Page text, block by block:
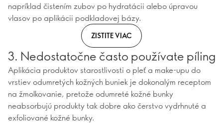
napríklad čistením zubov po hydratácii alebo úpravou
vlasov po aplikácii podkladovej bázy.
ZISTITE VIAC
3. Nedostatočne často používate píling
Aplikácia produktov starostlivosti o pleť a make-upu do
vrstiev odumretých kožných buniek je dokonalým receptom
na žmolkovanie, pretože odumreté kožné bunky
neabsorbujú produkty tak dobre ako čerstvo vydrhnuté a
exfoliované kožné bunky.